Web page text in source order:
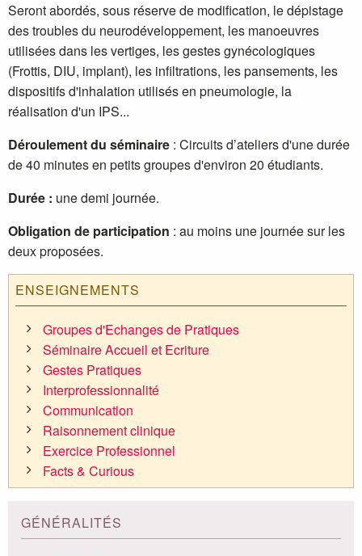
Seront abordés, sous réserve de modification, le dépistage
des troubles du neurodéveloppement, les manoeuvres
utilisées dans les vertiges, les gestes gynécologiques
(Frottis, DIU, implant), les infiltrations, les pansements, les
dispositifs d'inhalation utilisés en pneumologie, la
réalisation d'un IPS...
Déroulement du séminaire : Circuits d’ateliers d'une durée
de 40 minutes en petits groupes d'environ 20 étudiants.
Durée : une demi journée.
Obligation de participation : au moins une journée sur les
deux proposées.
ENSEIGNEMENTS
Groupes d'Echanges de Pratiques
Séminaire Accueil et Ecriture
Gestes Pratiques
Interprofessionnalité
Communication
Raisonnement clinique
Exercice Professionnel
Facts & Curious
GÉNÉRALITÉS